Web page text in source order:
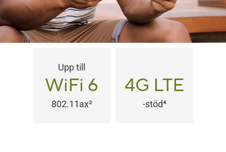
Upp till
WiFi 6
802.11ax2
4G LTE
-stöd4